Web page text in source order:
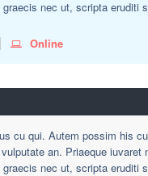
nec ut, scripta eruditi
Online
cu qui. Autem possim his
an. Priaeque
nec ut, scripta eruditi